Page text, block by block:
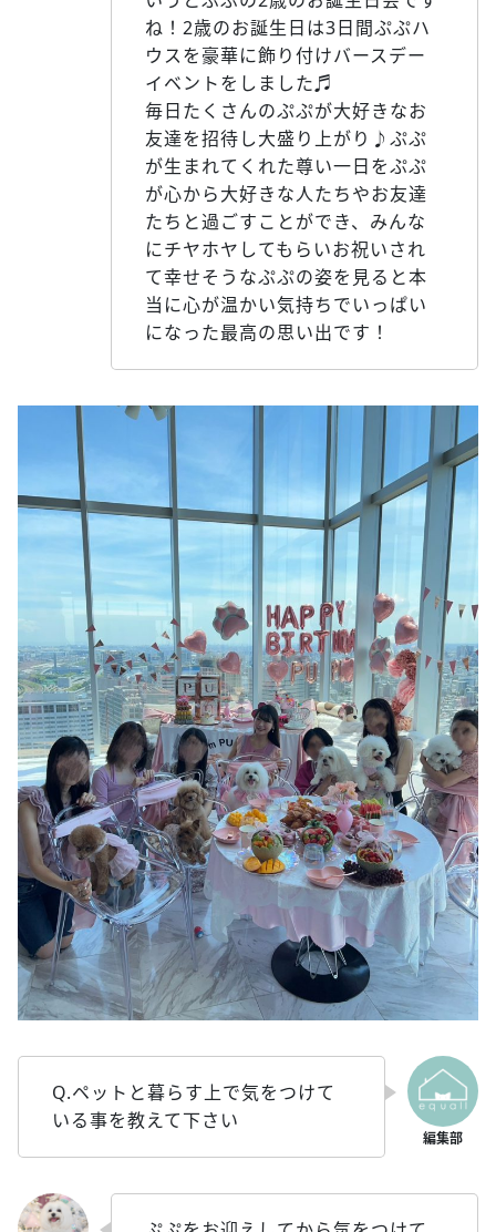
ね！2歳のお誕生日は3日間ぷぷハ
ウスを豪華に飾り付けバースデー
イベントをしました♬
毎日たくさんのぷぷが大好きなお
友達を招待し大盛り上がり♪ぷぷ
が生まれてくれた尊い一日をぷぷ
が心から大好きな人たちやお友達
たちと過ごすことができ、みんな
にチヤホヤしてもらいお祝いされ
て幸せそうなぷぷの姿を見ると本
当に心が温かい気持ちでいっぱい
になった最高の思い出です！
Q.ペットと暮らす上で気をつけて
いる事を教えて下さい